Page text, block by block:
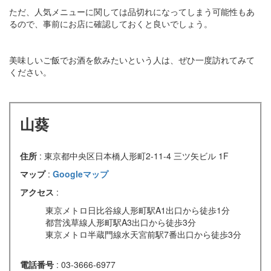
ただ、人気メニューに関しては品切れになってしまう可能性もあ
るので、事前にお店に確認しておくと良いでしょう。
美味しいご飯でお酒を飲みたいという人は、ぜひ一度訪れてみて
ください。
山葵
住所 : 東京都中央区日本橋人形町2-11-4 三ツ矢ビル 1F
マップ : Googleマップ
アクセス :
東京メトロ日比谷線人形町駅A1出口から徒歩1分
都営浅草線人形町駅A3出口から徒歩3分
東京メトロ半蔵門線水天宮前駅7番出口から徒歩3分
電話番号 : 03-3666-6977